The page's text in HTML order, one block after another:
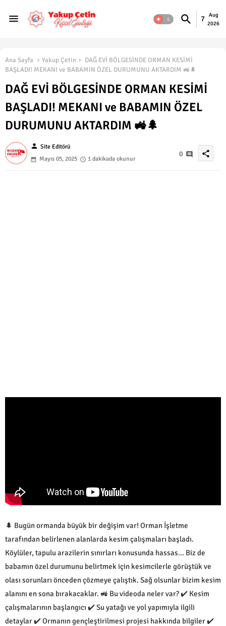
7
Aug
2026
Ana Sayfa Yakup Çetin
DAĞ EVİ BÖLGESİNDE ORMAN KESİMİ
BAŞLADI! MEKANI ve BABAMIN ÖZEL DURUMUNU AKTARDIM 🚜🌲
DAĞ EVİ BÖLGESİNDE ORMAN KESİMİ
BAŞLADI! MEKANI ve BABAMIN ÖZEL
DURUMUNU AKTARDIM 🚜🌲
person Site Editörü
Mayıs 05, 2025
1 dakikada okunur
0 share
🌲 Bugün ormanda büyük bir değişim var! Orman İşletme
tarafından belirlenen alanlarda kesim çalışmaları başladı.
Köylüler, tapulu arazilerin sınırları konusunda hassas... Biz de
babamın özel durumunu belirtmek için kesimcilerle görüştük ve
olası sorunları önceden çözmeye çalıştık. Sağ olsunlar bizim kesim
alanını en sona bırakacaklar. 🚜 Bu videoda neler var? ✔️ Kesim
çalışmalarının başlangıcı ✔️ Su yatağı ve yol yapımıyla ilgili
detaylar ✔️ Ormanın gençleştirilmesi projesi hakkında bilgiler ✔️